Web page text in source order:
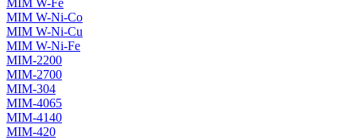
MIM W-Fe
MIM W-Ni-Co
MIM W-Ni-Cu
MIM W-Ni-Fe
MIM-2200
MIM-2700
MIM-304
MIM-4065
MIM-4140
MIM-420